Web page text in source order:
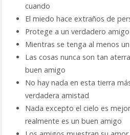
cuando
El miedo hace extraños de
Protege a un verdadero
Mientras se tenga al menos
Las cosas nunca son tan
buen amigo
No hay nada en esta tierra
verdadera amistad
Nada excepto el cielo es
realmente es un buen amigo